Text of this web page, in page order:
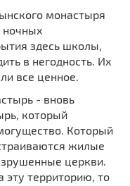
монастыря
ночных
здесь школы,
в негодность. Их
все ценное.
- вновь
который
Который
жилые
церкви.
эту территорию, то